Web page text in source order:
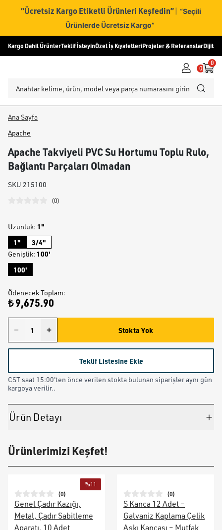
“Ücretsiz Kargo Etiketli Ürünleri Keşfedin” | “Seçili
Ürünlerde Ücretsiz Kargo”
Kargo Dahil ÜrünlerTeklif İsteyinÖzel İş KıyafetleriProjeler & ReferanslarDijital
0
0
Ana Sayfa
Apache
Apache Takviyeli PVC Su Hortumu Toplu Rulo,
Bağlantı Parçaları Olmadan
SKU 215100
(0)
Uzunluk: 1"
1"
3/4"
Genişlik: 100'
100'
Ödenecek Toplam:
₺ 9,675.90
Stokta Yok
Teklif Listesine Ekle
CST saat 15:00'ten önce verilen stokta bulunan siparişler aynı gün
kargoya verilir..
Ürün Detayı
Ürünlerimizi Keşfet!
%11
(0)
Genel Çadır Kazığı,
Metal, Çadır Sabitleme
Aparatı, 10 Adet
(0)
S Kanca 12 Adet –
Galvaniz Kaplama Çelik
Askı Kancası – Mutfak